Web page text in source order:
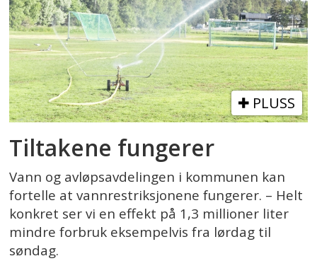
PLUSS
Tiltakene fungerer
Vann og avløpsavdelingen i kommunen kan
fortelle at vannrestriksjonene fungerer. – Helt
konkret ser vi en effekt på 1,3 millioner liter
mindre forbruk eksempelvis fra lørdag til
søndag.